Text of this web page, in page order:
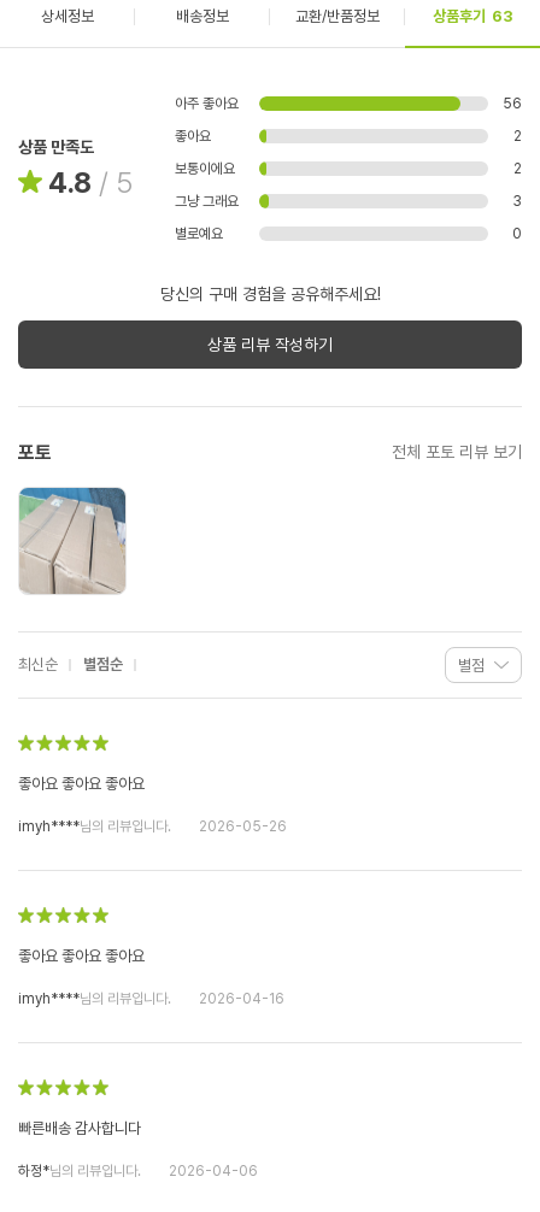
상세정보 배송정보 교환/반품정보 상품후기 63
상품 만족도
4.8 / 5
아주 좋아요
56
좋아요
2
보통이에요
2
그냥 그래요
3
별로예요
0
당신의 구매 경험을 공유해주세요!
상품 리뷰 작성하기
포토 전체 포토 리뷰 보기
최신순 별점순
좋아요 좋아요 좋아요
imyh****님의 리뷰입니다. 2026-05-26
좋아요 좋아요 좋아요
imyh****님의 리뷰입니다. 2026-04-16
빠른배송 감사합니다
하정*님의 리뷰입니다. 2026-04-06